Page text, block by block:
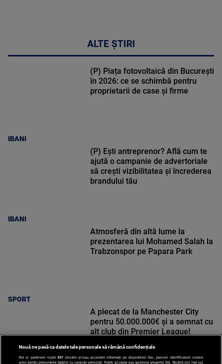
ALTE ȘTIRI
IBANI
(P) Piața fotovoltaică din București
în 2026: ce se schimbă pentru
proprietarii de case și firme
IBANI
(P) Ești antreprenor? Află cum te
ajută o campanie de advertoriale
să crești vizibilitatea și încrederea
brandului tău
SPORT
Atmosferă din altă lume la
prezentarea lui Mohamed Salah la
Trabzonspor pe Papara Park
A plecat de la Manchester City
pentru 50.000.000€ și a semnat cu
alt club din Premier League!
Nouă ne pasă ca datele tale personale să rămână confidențiale
Noi și partenerii noștri 201 stocăm și/sau accesăm informații pe dispozitivul dvs., precum identificatorii cookie
unici pentru prelucrarea datelor cu caracter personal. Puteți accepta sau gestiona alegerile dvs. făcând clic mai jos